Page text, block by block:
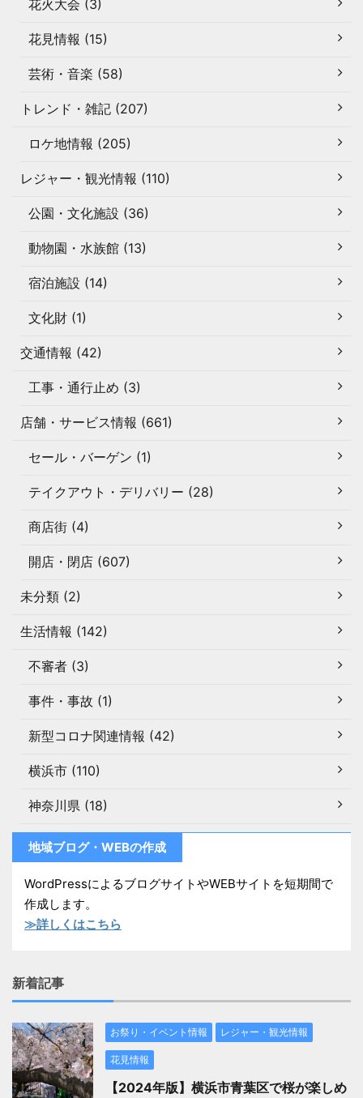
花火大会 (3)
花見情報 (15)
芸術・音楽 (58)
トレンド・雑記 (207)
ロケ地情報 (205)
レジャー・観光情報 (110)
公園・文化施設 (36)
動物園・水族館 (13)
宿泊施設 (14)
文化財 (1)
交通情報 (42)
工事・通行止め (3)
店舗・サービス情報 (661)
セール・バーゲン (1)
テイクアウト・デリバリー (28)
商店街 (4)
開店・閉店 (607)
未分類 (2)
生活情報 (142)
不審者 (3)
事件・事故 (1)
新型コロナ関連情報 (42)
横浜市 (110)
神奈川県 (18)
地域ブログ・WEBの作成
WordPressによるブログサイトやWEBサイトを短期間で
作成します。
≫詳しくはこちら
新着記事
お祭り・イベント情報 レジャー・観光情報
花見情報
【2024年版】横浜市青葉区で桜が楽しめ